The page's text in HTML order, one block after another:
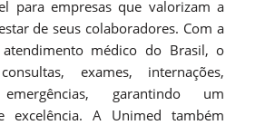
para empresas que valorizam a
de seus colaboradores. Com a
médico do Brasil, o
exames, internações,
garantindo um
excelência. A Unimed também